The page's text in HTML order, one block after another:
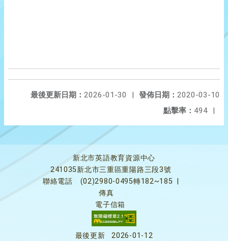
發佈日期： 2020-03-10
最後更新日期： 2026-01-30
|
點擊率： 494 |
新北市英語教育資源中心
241035新北市三重區重陽路三段3號
聯絡電話
(02)2980-0495轉182~185
傳真
電子信箱
最後更新 2026-01-12